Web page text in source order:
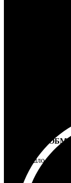
ВОЗВРАТ И
Не подошло -